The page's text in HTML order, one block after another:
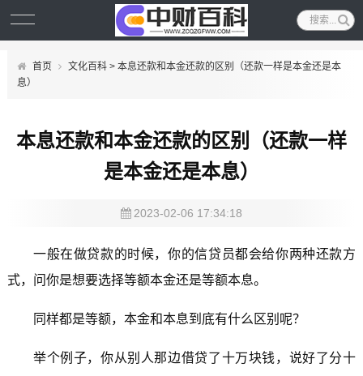
首页 文化百科> 本息还款和本金还款的区别（还款一样是本金还是本
息）
本息还款和本金还款的区别（还款一样
是本金还是本息）
2023-02-06 17:34:18
一般在做贷款的时候，你的信贷员都会给你两种还款方
式，问你是想要选择等额本金还是等额本息。
同样都是等额，本金和本息到底有什么区别呢？
举个例子，你从别人那边借贷了十万块钱，说好了分十